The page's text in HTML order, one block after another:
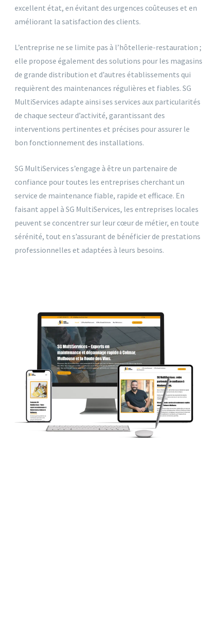
excellent état, en évitant des urgences coûteuses et en
améliorant la satisfaction des clients.
L’entreprise ne se limite pas à l’hôtellerie-restauration ;
elle propose également des solutions pour les magasins
de grande distribution et d’autres établissements qui
requièrent des maintenances régulières et fiables. SG
MultiServices adapte ainsi ses services aux particularités
de chaque secteur d’activité, garantissant des
interventions pertinentes et précises pour assurer le
bon fonctionnement des installations.
SG MultiServices s’engage à être un partenaire de
confiance pour toutes les entreprises cherchant un
service de maintenance fiable, rapide et efficace. En
faisant appel à SG MultiServices, les entreprises locales
peuvent se concentrer sur leur cœur de métier, en toute
sérénité, tout en s’assurant de bénéficier de prestations
professionnelles et adaptées à leurs besoins.